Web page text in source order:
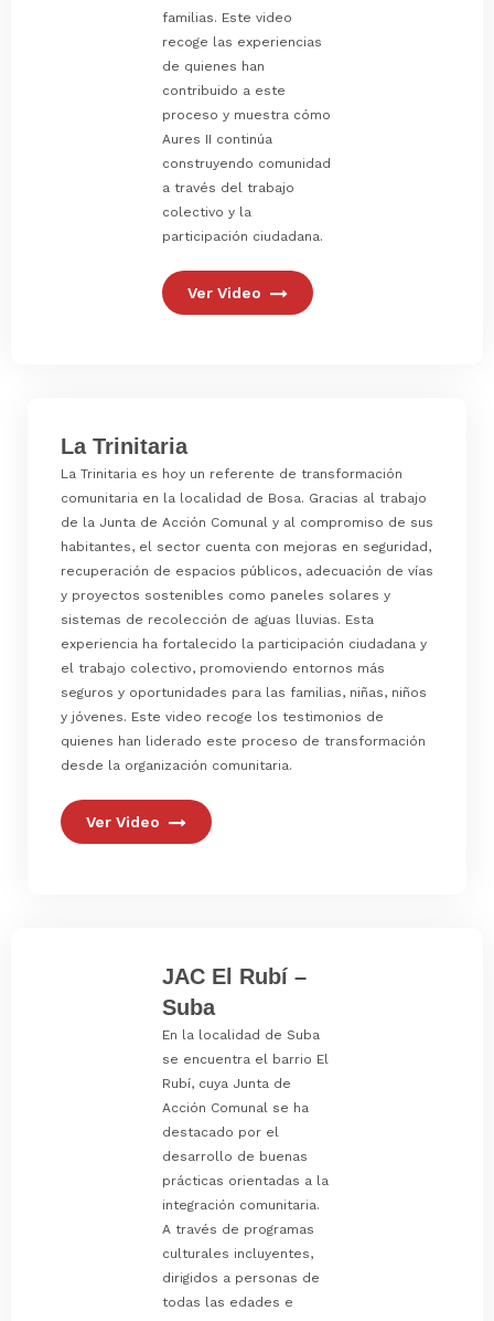
familias. Este video
recoge las experiencias
de quienes han
contribuido a este
proceso y muestra cómo
Aures II continúa
construyendo comunidad
a través del trabajo
colectivo y la
participación ciudadana.
Ver Video
La Trinitaria
La Trinitaria es hoy un referente de transformación
comunitaria en la localidad de Bosa. Gracias al trabajo
de la Junta de Acción Comunal y al compromiso de sus
habitantes, el sector cuenta con mejoras en seguridad,
recuperación de espacios públicos, adecuación de vías
y proyectos sostenibles como paneles solares y
sistemas de recolección de aguas lluvias. Esta
experiencia ha fortalecido la participación ciudadana y
el trabajo colectivo, promoviendo entornos más
seguros y oportunidades para las familias, niñas, niños
y jóvenes. Este video recoge los testimonios de
quienes han liderado este proceso de transformación
desde la organización comunitaria.
Ver Video
JAC El Rubí –
Suba
En la localidad de Suba
se encuentra el barrio El
Rubí, cuya Junta de
Acción Comunal se ha
destacado por el
desarrollo de buenas
prácticas orientadas a la
integración comunitaria.
A través de programas
culturales incluyentes,
dirigidos a personas de
todas las edades e